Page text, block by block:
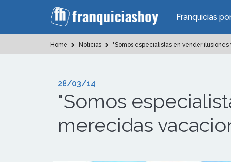
Franquicias
Home Noticias "Somos especialistas en vender
28/03/14
"Somos
merecidas